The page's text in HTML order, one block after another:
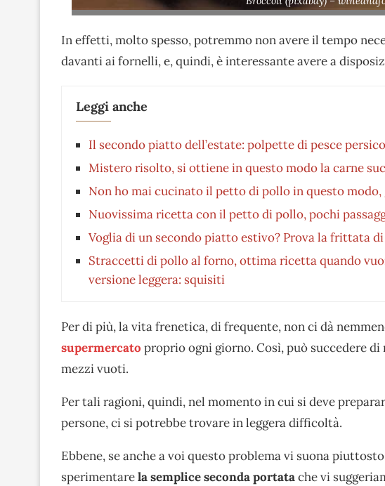
In effetti, molto spesso, potremmo non avere il tempo
davanti ai fornelli, e, quindi, è interessante avere a
Leggi anche
Il secondo piatto dell’estate: polpette di pesce
Mistero risolto, si ottiene in questo modo la carne
Non ho mai cucinato il petto di pollo in questo
Nuovissima ricetta con il petto di pollo, pochi
Voglia di un secondo piatto estivo? Prova la frittata
Straccetti di pollo al forno, ottima ricetta quando
versione leggera: squisiti
Per di più, la vita frenetica, di frequente, non ci dà
supermercato proprio ogni giorno. Così, può succedere
mezzi vuoti.
Per tali ragioni, quindi, nel momento in cui si deve
persone, ci si potrebbe trovare in leggera difficoltà.
Ebbene, se anche a voi questo problema vi suona
sperimentarela semplice seconda portatache vi